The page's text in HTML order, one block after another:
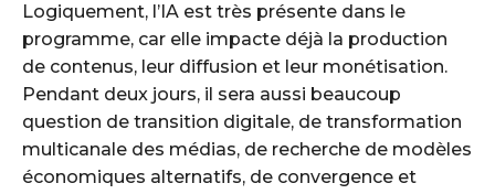
Logiquement, l’IA est très présente dans le
programme, car elle impacte déjà la production
de contenus, leur diffusion et leur monétisation.
Pendant deux jours, il sera aussi beaucoup
question de transition digitale, de transformation
multicanale des médias, de recherche de modèles
économiques alternatifs, de convergence et